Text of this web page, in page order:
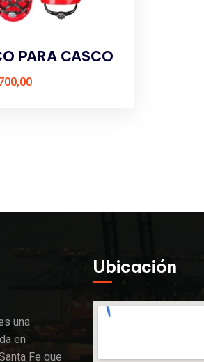
PARA CASCO
una
en
Fe que
Ubicación